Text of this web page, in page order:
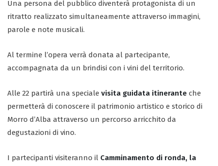
Una persona del pubblico diventerà protagonista di un
ritratto realizzato simultaneamente attraverso immagini,
parole e note musicali.
Al termine l’opera verrà donata al partecipante,
accompagnata da un brindisi con i vini del territorio.
Alle 22 partirà una speciale visita guidata itinerante che
permetterà di conoscere il patrimonio artistico e storico di
Morro d’Alba attraverso un percorso arricchito da
degustazioni di vino.
I partecipanti visiteranno il Camminamento di ronda, la